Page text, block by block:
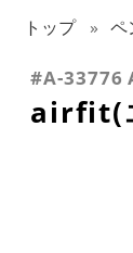
トップ ペ
#A-
airfit(